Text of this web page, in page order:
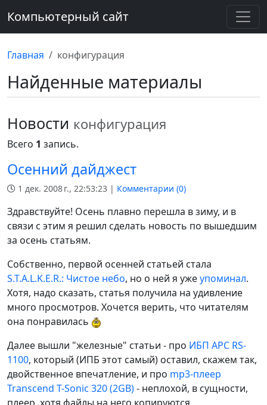
Компьютерный сайт
Главная конфигурация
Найденные материалы
Новости конфигурация
Всего 1 запись.
Осенний дайджест
1 дек. 2008 г., 22:53:23 | Комментарии (0)
Здравствуйте! Осень плавно перешла в зиму, и в
связи с этим я решил сделать новость по вышедшим
за осень статьям.
Собственно, первой осенней статьей стала
S.T.A.L.K.E.R.: Чистое небо, но о ней я ужеупоминал.
Хотя, надо сказать, статья получила на удивление
много просмотров. Хочется верить, что читателям
она понравилась
Далее вышли "железные" статьи - про ИБП APC RS-
1100, который (ИПБ этот самый) оставил, скажем так,
двойственное впечатление, и про mp3-плеер
Transcend T-Sonic 320 (2GB)- неплохой, в сущности,